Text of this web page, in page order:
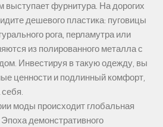
фурнитура. На дорогих
дешевого пластика: пуговицы
рога, перламутра или
из полированного металла с
Инвестируя в такую одежду, вы
ценности и подлинный комфорт,
моды происходит глобальная
демонстративного